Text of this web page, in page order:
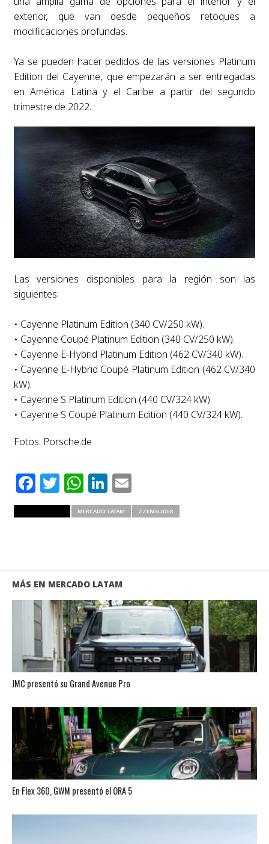
exterior, que van desde pequeños retoques a
modificaciones profundas.
Ya se pueden hacer pedidos de las versiones Platinum
Edition del Cayenne, que empezarán a ser entregadas
en América Latina y el Caribe a partir del segundo
trimestre de 2022.
Las versiones disponibles para la región son las
siguientes:
• Cayenne Platinum Edition (340 CV/250 kW).
• Cayenne Coupé Platinum Edition (340 CV/250 kW).
• Cayenne E-Hybrid Platinum Edition (462 CV/340 kW).
• Cayenne E-Hybrid Coupé Platinum Edition (462 CV/340
kW).
• Cayenne S Platinum Edition (440 CV/324 kW).
• Cayenne S Coupé Platinum Edition (440 CV/324 kW).
Fotos: Porsche.de
Facebook
Twitter
WhatsApp
LinkedIn
Email
MERCADO LATAM ZZENSLIDER
MÁS EN MERCADO LATAM
JMC presentó su Grand Avenue Pro
En Flex 360, GWM presentó el ORA 5